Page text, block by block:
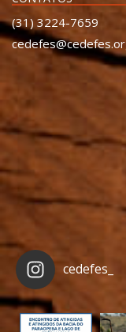
(31) 3224-7659
cedefes_